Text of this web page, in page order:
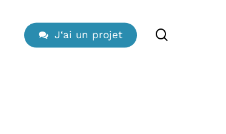
J‘ai un projet